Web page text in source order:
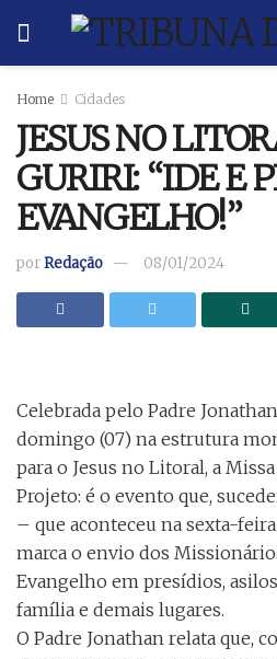
Home Cidades
JESUS NO
GURIRI: “IDE E
EVANGELHO!”
porRedação 08/01/2024
Celebrada pelo Padre
domingo (07) na estrutura
para o Jesus no Litoral, a
Projeto: é o evento que,
– que aconteceu na sexta-
marca o envio dos
Evangelho em presídios,
família e demais lugares.
O Padre Jonathan relata que,